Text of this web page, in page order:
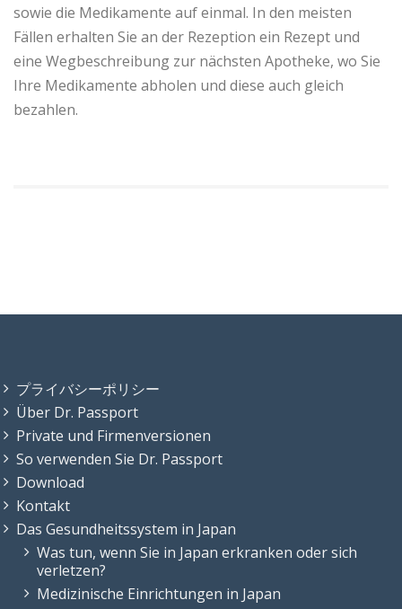
sowie die Medikamente auf einmal. In den meisten
Fällen erhalten Sie an der Rezeption ein Rezept und
eine Wegbeschreibung zur nächsten Apotheke, wo Sie
Ihre Medikamente abholen und diese auch gleich
bezahlen.
プライバシーポリシー
Über Dr. Passport
Private und Firmenversionen
So verwenden Sie Dr. Passport
Download
Kontakt
Das Gesundheitssystem in Japan
Was tun, wenn Sie in Japan erkranken oder sich
verletzen?
Medizinische Einrichtungen in Japan